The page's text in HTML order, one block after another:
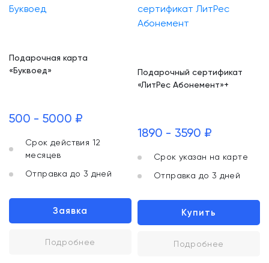
Подарочная карта
«Буквоед»
500 - 5000 ₽
Срок действия 12
месяцев
Отправка до 3 дней
Заявка
Подробнее
Подарочный сертификат
«ЛитРес Абонемент»+
1890 - 3590 ₽
Срок указан на карте
Отправка до 3 дней
Купить
Подробнее